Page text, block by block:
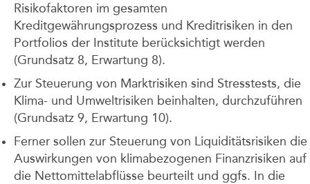
Risikofaktoren im gesamten
Kreditgewährungsprozess und Kreditrisiken in den
Portfolios der Institute berücksichtigt werden
(Grundsatz 8, Erwartung 8).
Zur Steuerung von Marktrisiken sind Stresstests, die
Klima- und Umweltrisiken beinhalten, durchzuführen
(Grundsatz 9, Erwartung 10).
Ferner sollen zur Steuerung von Liquiditätsrisiken die
Auswirkungen von klimabezogenen Finanzrisiken auf
die Nettomittelabflüsse beurteilt und ggfs. In die